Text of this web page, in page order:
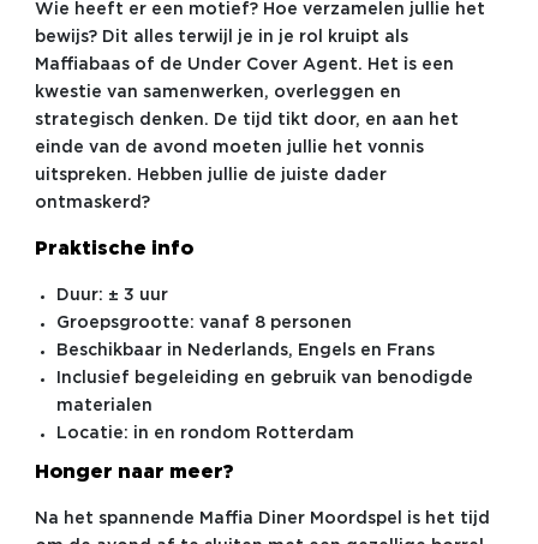
Wie heeft er een motief? Hoe verzamelen jullie het
bewijs? Dit alles terwijl je in je rol kruipt als
Maffiabaas of de Under Cover Agent. Het is een
kwestie van samenwerken, overleggen en
strategisch denken. De tijd tikt door, en aan het
einde van de avond moeten jullie het vonnis
uitspreken. Hebben jullie de juiste dader
ontmaskerd?
Praktische info
Duur: ± 3 uur
Groepsgrootte: vanaf 8 personen
Beschikbaar in Nederlands, Engels en Frans
Inclusief begeleiding en gebruik van benodigde
materialen
Locatie: in en rondom Rotterdam
Honger naar meer?
Na het spannende Maffia Diner Moordspel is het tijd